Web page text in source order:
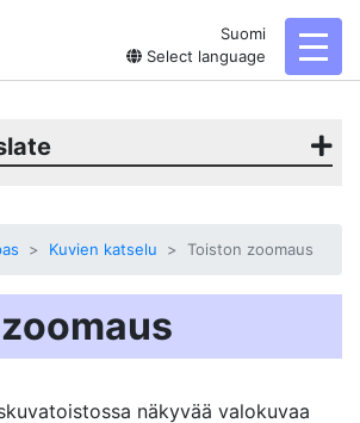
Suomi
Select language
Kuvien katselu Toiston zoomaus
näkyvää valokuvaa